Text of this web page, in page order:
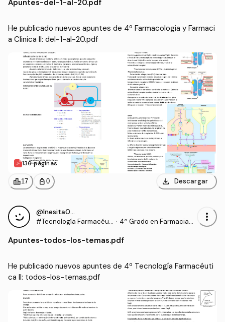
Apuntes-del-1-al-20.pdf
He publicado nuevos apuntes de 4º Farmacologia y Farmaci
a Clinica II: del-1-al-20.pdf
136 páginas
leaderboard17 personal_bag 0 download Descargar
@Inesita010
#Tecnología Farmacéuti · 4º Grado en Farmacia
more_vert
Apuntes-todos-los-temas.pdf
He publicado nuevos apuntes de 4º Tecnología Farmacéuti
ca II: todos-los-temas.pdf